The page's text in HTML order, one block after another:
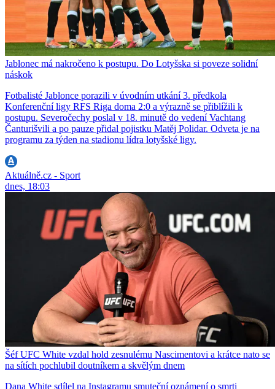
Jablonec má nakročeno k postupu. Do Lotyšska si poveze solidní
náskok
Fotbalisté Jablonce porazili v úvodním utkání 3. předkola
Konferenční ligy RFS Riga doma 2:0 a výrazně se přiblížili k
postupu. Severočechy poslal v 18. minutě do vedení Vachtang
Čanturišvili a po pauze přidal pojistku Matěj Polidar. Odveta je na
programu za týden na stadionu lídra lotyšské ligy.
Aktuálně.cz - Sport
dnes, 18:03
Šéf UFC White vzdal hold zesnulému Nascimentovi a krátce nato se
na sítích pochlubil doutníkem a skvělým dnem
Dana White sdílel na Instagramu smuteční oznámení o smrti